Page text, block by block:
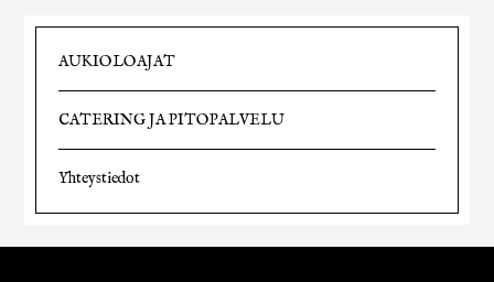
AUKIOLOAJAT
CATERING JA PITOPALVELU
Yhteystiedot